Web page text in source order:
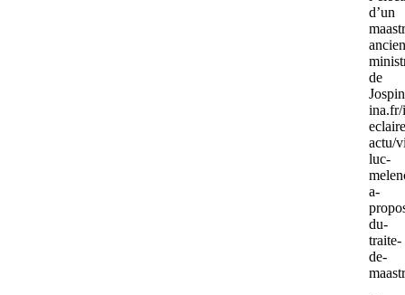
d’un
ancien
de
ina.fr/
actu/
luc-
a-
du-
traite-
de-